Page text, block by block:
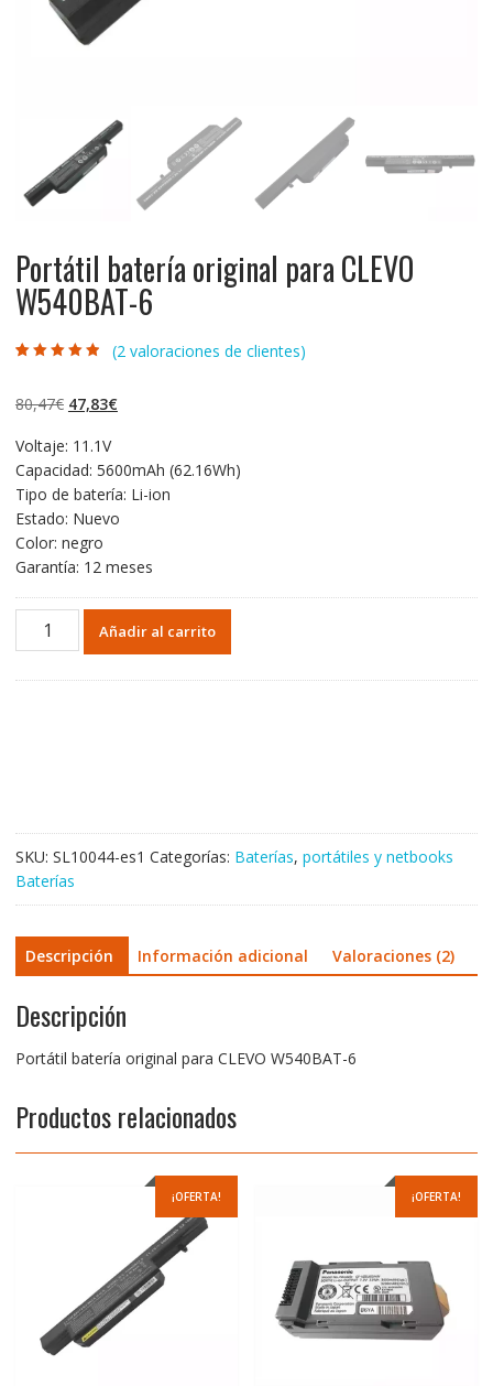
Portátil batería original para CLEVO
W540BAT-6
valoraciones
(2valoraciones de clientes)
80,47€ El
original
era:
80,47€.
47,83€El
es:
47,83€.
Voltaje: 11.1V
Capacidad: 5600mAh (62.16Wh)
Tipo de batería: Li-ion
Estado: Nuevo
Color: negro
Garantía: 12 meses
Portátil
batería
Añadir al carrito
SKU: SL10044-es1 Categorías: Baterías, portátiles y netbooks
Baterías
Descripción Información adicional Valoraciones (2)
Descripción
Portátil batería original para CLEVO W540BAT-6
Productos relacionados
¡OFERTA! ¡OFERTA!